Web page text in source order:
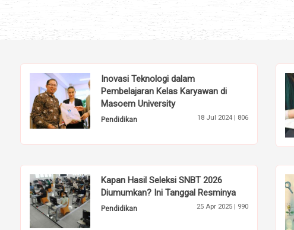
Inovasi Teknologi dalam
Pembelajaran Kelas Karyawan di
Masoem University
Pendidikan 18 Jul 2024 | 806
Kapan Hasil Seleksi SNBT 2026
Diumumkan? Ini Tanggal Resminya
Pendidikan 25 Apr 2025 | 990